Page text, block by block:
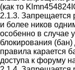
(как то
2.1.3. Запрещается
и более ников
особенно в случае
блокирования
правила карается
доступа к форуму